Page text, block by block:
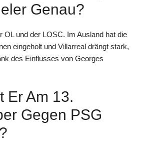
Genau?
OL und der LOSC. Im Ausland hat die
eingeholt und Villarreal drängt stark,
des Einflusses von Georges
Er Am 13.
Gegen PSG